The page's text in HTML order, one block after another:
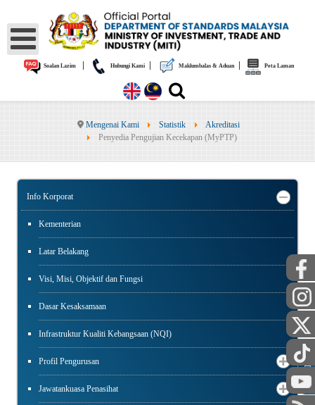
Soalan Lazim| Hubungi Kami| Maklumbalas & Aduan| Peta Laman
Mengenai Kami Statistik
Akreditasi
Penyedia Pengujian Kecekapan (MyPTP)
Info Korporat
Kementerian
Latar Belakang
Visi, Misi, Objektif dan Fungsi
Dasar Kesaksamaan
Infrastruktur Kualiti Kebangsaan (NQI)
Profil Pengurusan
Jawatankuasa Penasihat
AWAM